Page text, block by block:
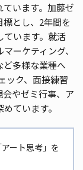
います。加藤ゼ
とし、2年間を
ています。就活
ーケティング、
多様な業種へ
ック、⾯接練習
やゼミ⾏事、ア
ています。
ート思考」を